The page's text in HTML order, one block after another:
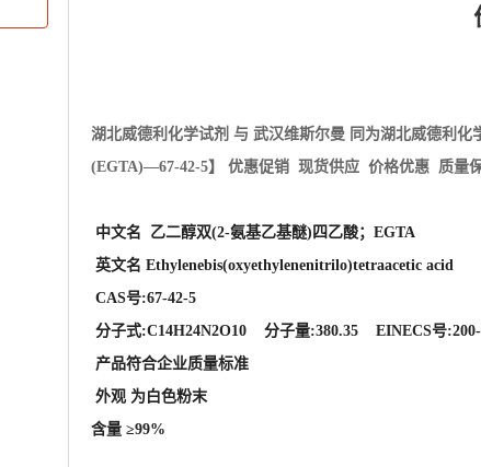
分子式:C14H24N2O10 分子量:380.35 EINECS号:200-
产品符合企业质量标准
含量 ≥99%
提供产品检测方法、图谱，
详情可咨询 王华 13667159345 （微信同号） QQ：